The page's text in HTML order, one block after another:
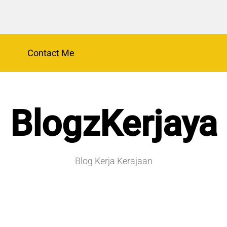
Contact Me
BlogzKerjaya
Blog Kerja Kerajaan